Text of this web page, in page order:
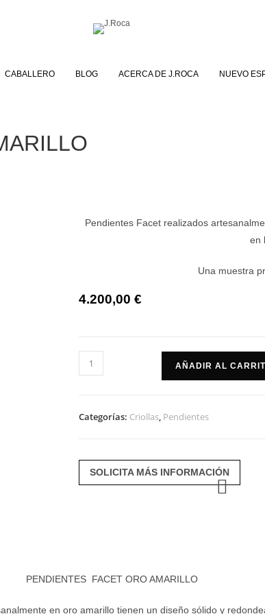
CABALLERO BLOG ACERCA DE J.ROCA NUEVO
Pendientes Facet realizados
en
Una muestra
4.200,00 €
Pendientes
Facet
amarillo
AÑADIR AL
Categorías: Criollas, Pendientes
SOLICITA MÁS INFORMACIÓN
PENDIENTES FACET ORO AMARILLO
en oro amarillo tienen un diseño sólido y